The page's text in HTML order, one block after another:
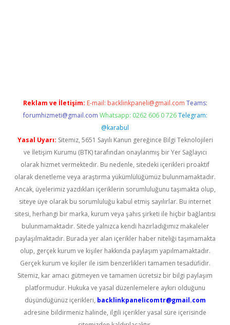
Reklam ve İletişim: E-mail: backlinkpaneli@gmail.com Teams:
forumhizmeti@gmail.com Whatsapp: 0262 606 0 726 Telegram:
@karabul
Yasal Uyarı: Sitemiz, 5651 Sayılı Kanun gereğince Bilgi Teknolojileri
ve İletişim Kurumu (BTK) tarafından onaylanmış bir Yer Sağlayıcı
olarak hizmet vermektedir. Bu nedenle, sitedeki içerikleri proaktif
olarak denetleme veya araştırma yükümlülüğümüz bulunmamaktadır.
Ancak, üyelerimiz yazdıkları içeriklerin sorumluluğunu taşımakta olup,
siteye üye olarak bu sorumluluğu kabul etmiş sayılırlar. Bu internet
sitesi, herhangi bir marka, kurum veya şahıs şirketi ile hiçbir bağlantısı
bulunmamaktadır. Sitede yalnızca kendi hazırladığımız makaleler
paylaşılmaktadır. Burada yer alan içerikler haber niteliği taşımamakta
olup, gerçek kurum ve kişiler hakkında paylaşım yapılmamaktadır.
Gerçek kurum ve kişiler ile isim benzerlikleri tamamen tesadüfidir.
Sitemiz, kar amacı gütmeyen ve tamamen ücretsiz bir bilgi paylaşım
platformudur. Hukuka ve yasal düzenlemelere aykırı olduğunu
düşündüğünüz içerikleri, backlinkpanelicomtr@gmail.com
adresine bildirmeniz halinde, ilgili içerikler yasal süre içerisinde